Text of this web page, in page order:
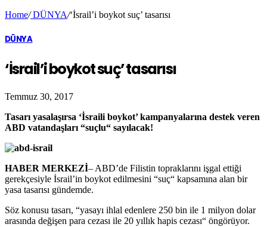
Home/DÜNYA/‘İsrail’i boykot suç’ tasarısı
DÜNYA
‘İsrail’i boykot suç’ tasarısı
Temmuz 30, 2017
Tasarı yasalaşırsa ‘İsraili boykot’ kampanyalarına destek veren
ABD vatandaşları “suçlu“ sayılacak!
HABER MERKEZİ– ABD’de Filistin topraklarını işgal ettiği
gerekçesiyle İsrail’in boykot edilmesini “suç“ kapsamına alan bir
yasa tasarısı gündemde.
Söz konusu tasarı, “yasayı ihlal edenlere 250 bin ile 1 milyon dolar
arasında değişen para cezası ile 20 yıllık hapis cezası“ öngörüyor.